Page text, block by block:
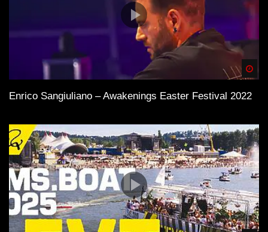
Enrico Sangiuliano – Awakenings Easter Festival 2022